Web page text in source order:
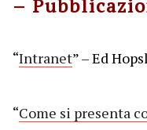
–
“Intranet” – Ed
“Come si presenta